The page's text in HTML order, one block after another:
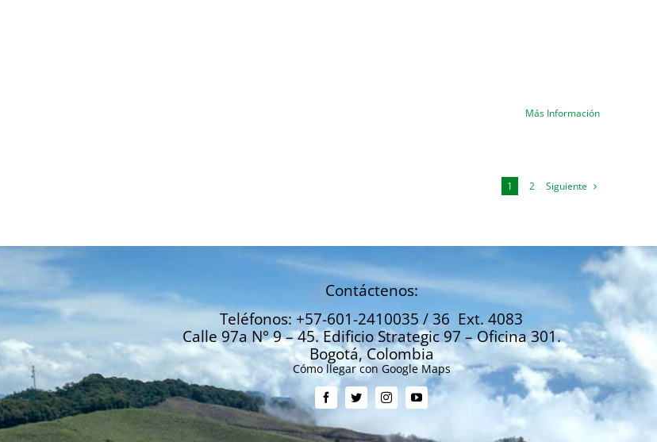
Más Información
1 2 Siguiente
Contáctenos:
Teléfonos: +57-601-2410035 / 36 Ext. 4083
Calle 97a N° 9 – 45. Edificio Strategic 97 – Oficina 301.
Bogotá, Colombia
Cómo llegar con Google Maps